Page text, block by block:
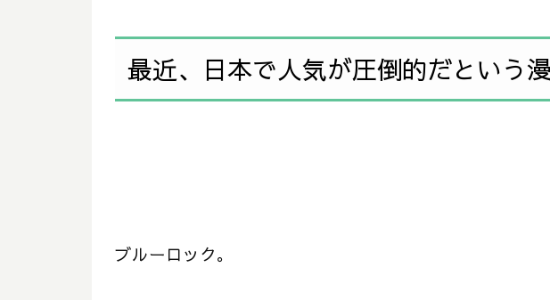
最近、日本で人気が圧倒的だという
ブルーロック。